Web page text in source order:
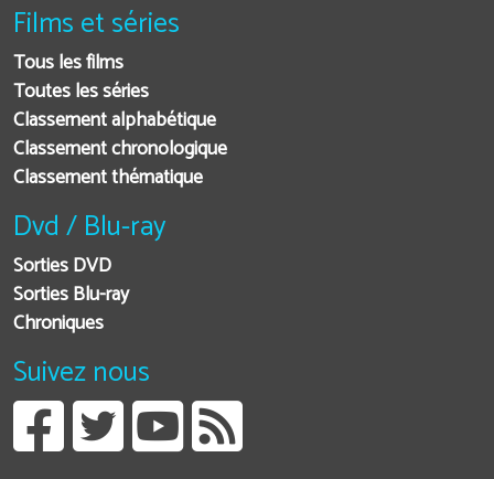
Films et séries
Tous les films
Toutes les séries
Classement alphabétique
Classement chronologique
Classement thématique
Dvd / Blu-ray
Sorties DVD
Sorties Blu-ray
Chroniques
Suivez nous